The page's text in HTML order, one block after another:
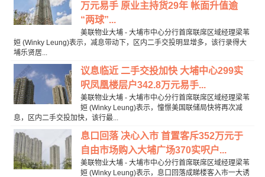
万元易手 原业主持货29年 帐面升值逾
“两球”...
美联物业大埔 - 大埔市中心分行首席联席区域经理梁苇
姮 (Winky Leung)表示，减息带动下，区内二手交投明显增多，该行录得大
埔乐贤居...
议息临近 二手交投加快 大埔中心299实
呎凤凰楼层户342.8万元易手...
美联物业大埔 - 大埔市中心分行首席联席区域经理梁苇
姮 (Winky Leung)表示，憧憬美国联储局快将再次减
息，区内二手交投加快，该行最...
息口回落 决心入市 首置客斥352万元于
自由市场购入大埔广场370实呎户...
美联物业大埔 - 大埔市中心分行首席联席区域经理梁苇
姮 (Winky Leung)表示，息口回落成睇楼客入市一大诱